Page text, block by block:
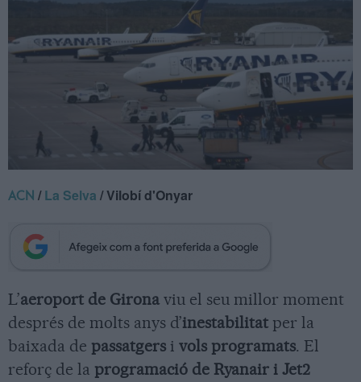
ACN /La Selva / Vilobí d'Onyar
L’aeroport de Girona viu el seu millor moment
després de molts anys d’inestabilitat per la
baixada de passatgers i vols programats. El
reforç de la programació de Ryanair i Jet2